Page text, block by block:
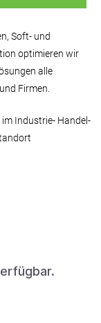
Soft- und
optimieren wir
alle
Firmen.
Industrie- Handel-